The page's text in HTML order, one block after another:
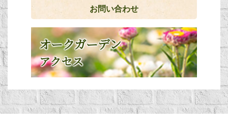
お問い合わせ
オークガーデン
アクセス